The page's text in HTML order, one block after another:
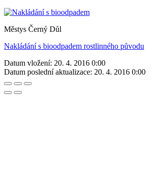
Městys Černý Důl
Nakládání s bioodpadem rostlinného původu
Datum vložení: 20. 4. 2016 0:00
Datum poslední aktualizace: 20. 4. 2016 0:00